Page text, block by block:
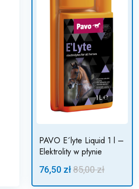
PAVO E´lyte Liquid 1 l –
Elektrolity w płynie
76,50 zł85,00 zł